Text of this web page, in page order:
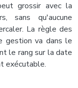
grossir avec la
sans qu'aucune
La règle des
gestion va dans le
le rang sur la date
exécutable.